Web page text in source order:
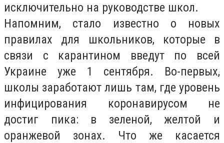
исключительно на руководстве школ.
Напомним, стало известно о новых
правилах для школьников, которые в
связи с карантином введут по всей
Украине уже 1 сентября. Во-первых,
школы заработают лишь там, где уровень
инфицирования коронавирусом не
достиг пика: в зеленой, желтой и
оранжевой зонах. Что же касается